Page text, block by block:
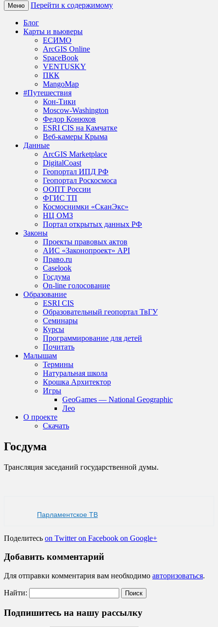
Меню Перейти к содержимому
Блог
Карты и вьюверы
ЕСИМО
ArcGIS Online
SpaceBook
VENTUSKY
ПКК
MangoMap
#Путешествия
Кон-Тики
Moscow-Washington
Федор Конюхов
ESRI CIS на Камчатке
Веб-камеры Крыма
Данные
ArcGIS Marketplace
DigitalCoast
Геопортал ИПД РФ
Геопортал Роскосмоса
ООПТ России
ФГИС ТП
Космоснимки «СканЭкс»
НЦ ОМЗ
Портал открытых данных РФ
Законы
Проекты правовых актов
АИС «Законопроект» API
Право.ru
Caselook
Госдума
On-line голосование
Образование
ESRI CIS
Образовательный геопортал ТвГУ
Семинары
Курсы
Программирование для детей
Почитать
Малышам
Термины
Натуральная школа
Крошка Архитектор
Игры
GeoGames — National Geographic
Лео
О проекте
Скачать
Госдума
Трансляция заседаний государственной думы.
Парламентское ТВ
Поделитесь on Twitter on Facebook on Google+
Добавить комментарий
Для отправки комментария вам необходимо авторизоваться.
Найти:
Подпишитесь на нашу рассылку